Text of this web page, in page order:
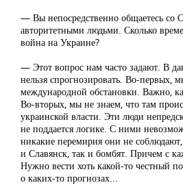
— Вы непосредственно общаетесь со
авторитетными людьми. Сколько
война на Украине?
— Этот вопрос нам часто задают. В
нельзя спрогнозировать. Во-первых,
международной обстановки. Важно,
Во-вторых, мы не знаем, что там
украинской власти. Эти люди
не поддается логике. С ними
никакие перемирия они не
и Славянск, так и бомбят. Причем с
Нужно вести хоть какой-то честный
о каких-то прогнозах...